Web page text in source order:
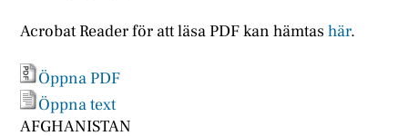
Acrobat Reader för att läsa PDF kan hämtashär.
Öppna PDF
Öppna text
AFGHANISTAN